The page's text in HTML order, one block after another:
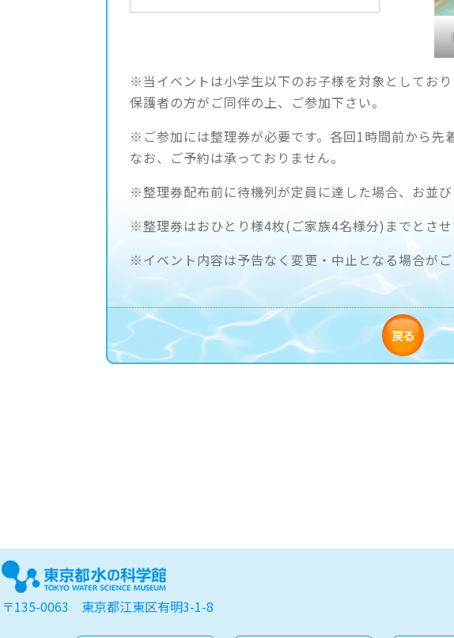
※当イベントは小学生以下のお子様を対象としており
保護者の方がご同伴の上、ご参加下さい。
※ご参加には整理券が必要です。各回1時間前から先
なお、ご予約は承っておりません。
※整理券配布前に待機列が定員に達した場合、お並び
※整理券はおひとり様4枚(ご家族4名様分)までとさせ
※イベント内容は予告なく変更・中止となる場合がご
〒135-0063 東京都江東区有明3-1-8